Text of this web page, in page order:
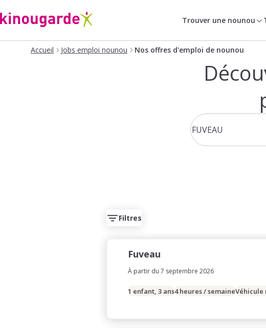
Trouver une nounou
Accueil Jobs emploi nounou Nos offres d'emploi de nounou
Filtres
Fuveau
À partir du 7 septembre 2026
1 enfant, 3 ans4 heures / semaineVéhicule